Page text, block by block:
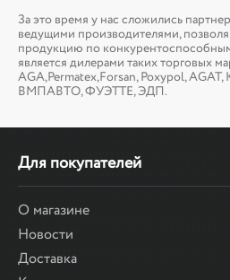
За это время у нас сложились
ведущими производителями,
продукцию по
является дилерами таких торговых
AGA,Permatex,Forsan, Poxypol,
ВМПАВТО, ФУЭТТЕ, ЭДП.
Для покупателей
О магазине
Новости
Доставка